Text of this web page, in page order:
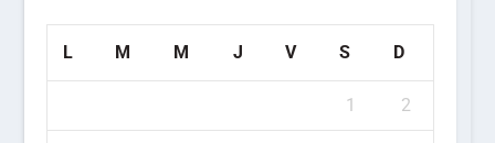
L M M J V S D
1 2